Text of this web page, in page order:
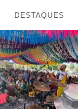
DESTAQUES